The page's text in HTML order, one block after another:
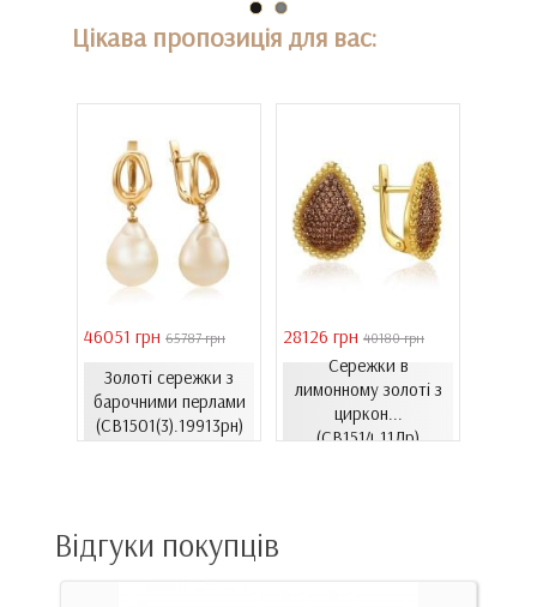
Цікава пропозиція для вас:
46051 грн 65787 грн
Золоті сережки з
барочними перлами
(СВ1501(3).19913рн)
28126 грн 40180 грн
Сережки в
лимонному золоті з
циркон...
(СВ1514.11Лр)
Відгуки покупців